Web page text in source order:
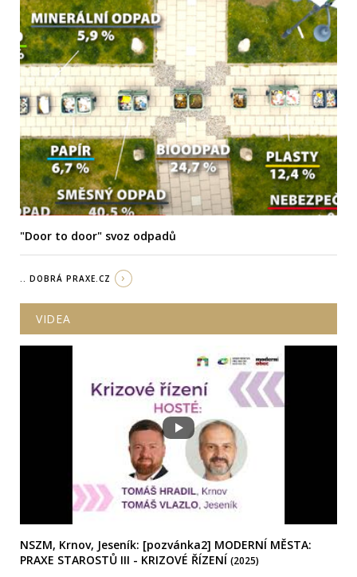
"Door to door" svoz odpadů
.. DOBRÁ PRAXE.CZ
VIDEA
NSZM, Krnov, Jeseník: [pozvánka2] MODERNÍ MĚSTA:
PRAXE STAROSTŮ III - KRIZOVÉ ŘÍZENÍ (2025)